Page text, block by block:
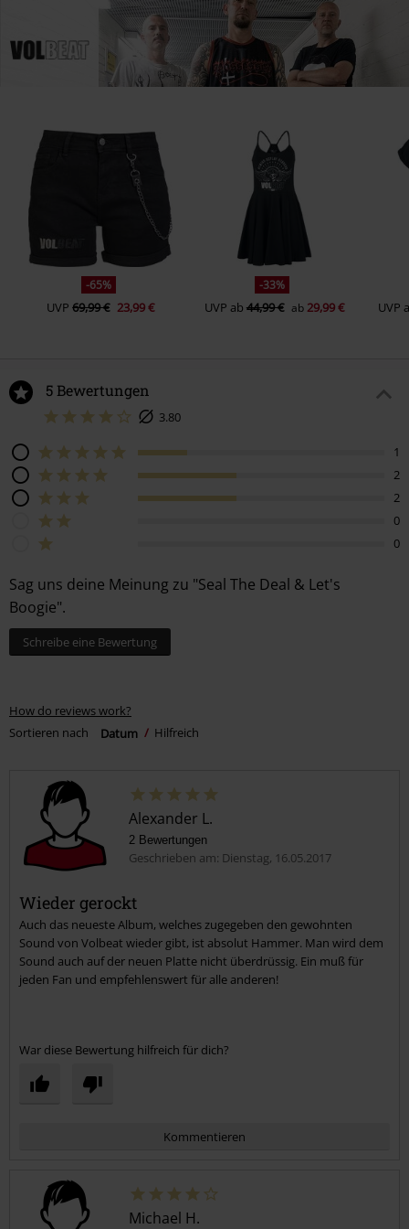
-65%
UVP 69,99 € 23,99 €
-33%
UVP ab 44,99 € ab 29,99 € UVP
5 Bewertungen
3.80
1
2
2
0
0
Sag uns deine Meinung zu "Seal The Deal & Let's
Boogie".
Schreibe eine Bewertung
How do reviews work?
Sortieren nach
Datum Hilfreich
Alexander L.
2 Bewertungen
Geschrieben am: Dienstag, 16.05.2017
Wieder gerockt
Auch das neueste Album, welches zugegeben den gewohnten
Sound von Volbeat wieder gibt, ist absolut Hammer. Man wird dem
Sound auch auf der neuen Platte nicht überdrüssig. Ein muß für
jeden Fan und empfehlenswert für alle anderen!
War diese Bewertung hilfreich für dich?
Kommentieren
Michael H.